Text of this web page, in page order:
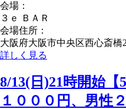
会場：
３ｅ ＢＡＲ
会場住所：
大阪府大阪市中央区西心斎橋
詳しく見る
8/13(日)21時開始
１０００円、男性